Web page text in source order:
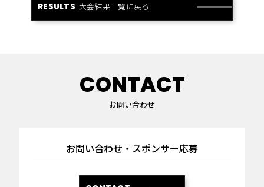
RESULTS 大会結果一覧に戻る
CONTACT
お問い合わせ
お問い合わせ・スポンサー応募